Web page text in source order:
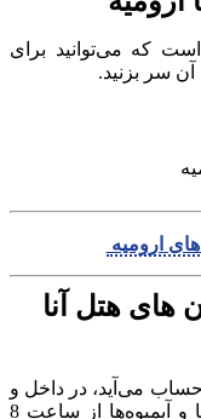
که می‌توانید برای
سر بزنید.
ارومیه
های هتل آنا
می‌آید، در داخل و
خارج از محیط لابی با انواع قهوه‌ها، کیک‌ها و آبمیوه‌ها از ساعت 8